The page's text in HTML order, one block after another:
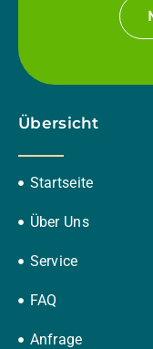
Übersicht
Startseite
Über Uns
Service
FAQ
Anfrage